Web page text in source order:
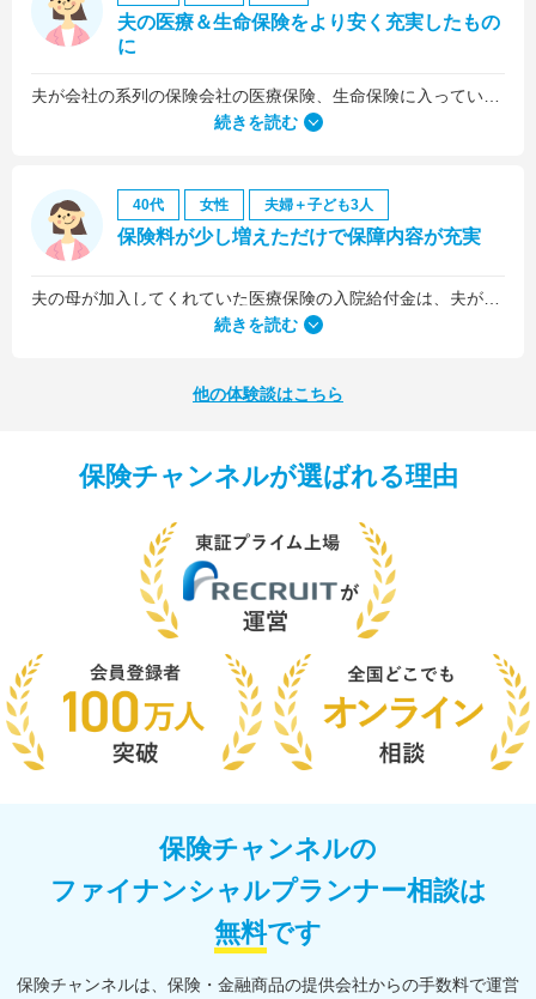
夫の医療＆生命保険をより安く充実したもの
に
続きを読む
40代 女性 夫婦＋子ども3人
保険料が少し増えただけで保障内容が充実
続きを読む
他の体験談はこちら
保険チャンネルが選ばれる理由
保険チャンネルの
ファイナンシャルプランナー相談は
無料です
保険チャンネルは、保険・⾦融商品の提供会社からの⼿数料で運営